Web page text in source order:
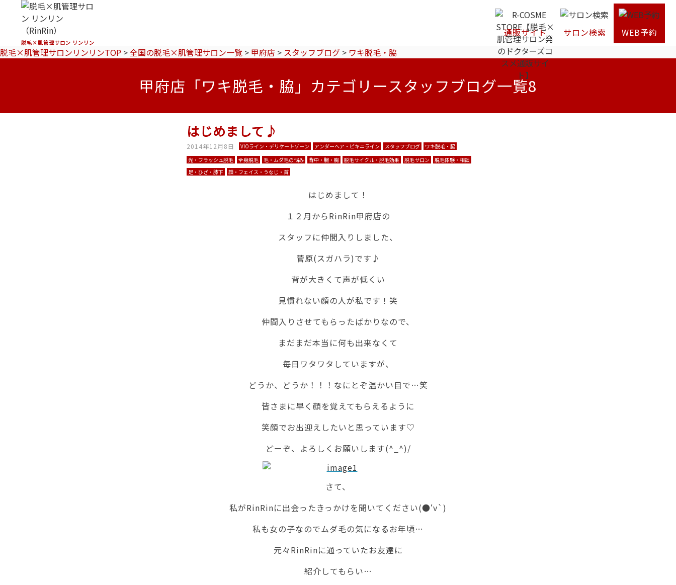
脱毛×肌管理サロン リンリン
通販サイト サロン検索
WEB予約
脱毛×肌管理サロンリンリンTOP >全国の脱毛×肌管理サロン一覧 > 甲府店 > スタッフブログ > ワキ脱毛・脇
甲府店「ワキ脱毛・脇」カテゴリースタッフブログ一覧8
はじめまして♪
2014年12月8日 VIOライン・デリケートゾーン アンダーヘア・ビキニライン スタッフブログ
ワキ脱毛・脇
光・フラッシュ脱毛
全身脱毛 毛・ムダ毛の悩み 背中・腕・胸 脱毛サイクル・脱毛効果 脱毛サロン
脱毛体験・相談
足・ひざ・膝下
顔・フェイス・うなじ・首
はじめまして！
１２月からRinRin甲府店の
スタッフに仲間入りしました、
菅原(スガハラ)です♪
背が大きくて声が低くい
見慣れない顔の人が私です！笑
仲間入りさせてもらったばかりなので、
まだまだ本当に何も出来なくて
毎日ワタワタしていますが、
どうか、どうか！！！なにとぞ温かい目で…笑
皆さまに早く顔を覚えてもらえるように
笑顔でお出迎えしたいと思っています♡
どーぞ、よろしくお願いします(^_^)/
さて、
私がRinRinに出会ったきっかけを聞いてください(●‘v`)
私も女の子なのでムダ毛の気になるお年頃…
元々RinRinに通っていたお友達に
紹介してもらい…